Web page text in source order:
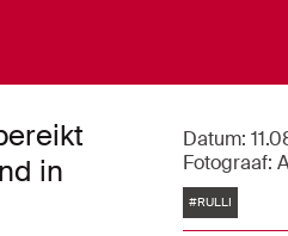
in
Datum:
Fotograaf:
Tags
#RULLI